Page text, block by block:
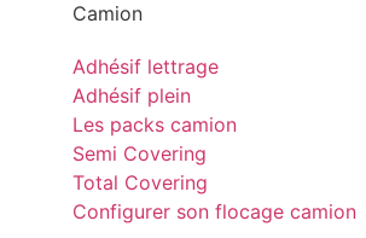
Camion
Adhésif lettrage
Adhésif plein
Les packs camion
Semi Covering
Total Covering
Configurer son flocage camion